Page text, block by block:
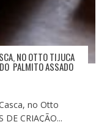
NO OTTO TIJUCA
PALMITO ASSADO
no Otto
CRIAÇÃO...